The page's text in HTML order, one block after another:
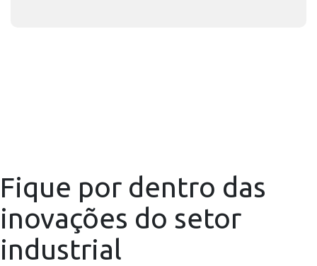
Fique por dentro das
inovações do setor
industrial